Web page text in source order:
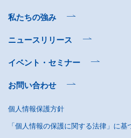
私たちの強み
ニュースリリース
イベント・セミナー
お問い合わせ
個人情報保護方針
「個人情報の保護に関する法律」に基